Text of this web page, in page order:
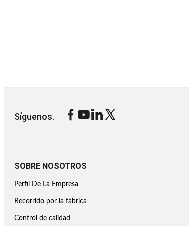
Síguenos.
SOBRE NOSOTROS
Perfil De La Empresa
Recorrido por la fábrica
Control de calidad